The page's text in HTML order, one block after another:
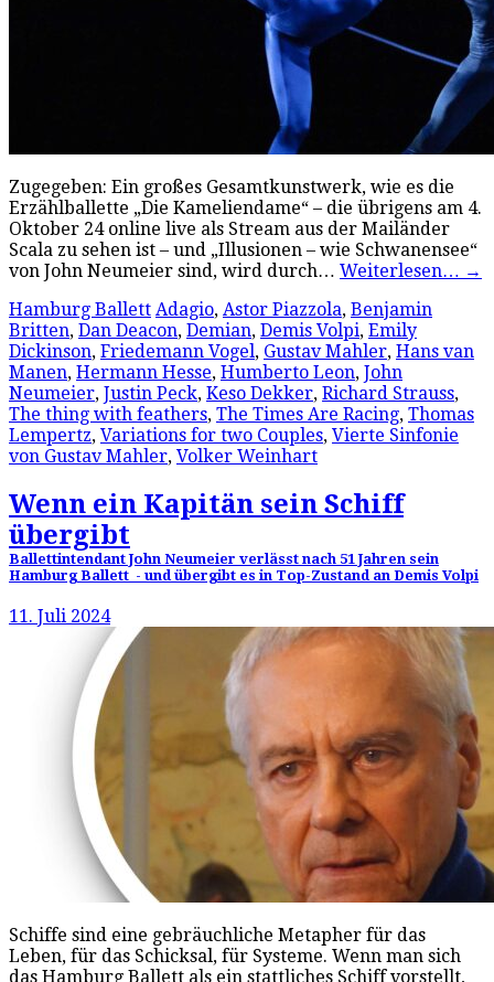
Zugegeben: Ein großes Gesamtkunstwerk, wie es die
Erzählballette „Die Kameliendame“ – die übrigens am 4.
Oktober 24 online live als Stream aus der Mailänder
Scala zu sehen ist – und „Illusionen – wie Schwanensee“
von John Neumeier sind, wird durch… Weiterlesen… →
Hamburg Ballett Adagio, Astor Piazzola, Benjamin
Britten, Dan Deacon, Demian, Demis Volpi, Emily
Dickinson, Friedemann Vogel, Gustav Mahler, Hans van
Manen, Hermann Hesse, Humberto Leon, John
Neumeier, Justin Peck, Keso Dekker, Richard Strauss,
The thing with feathers, The Times Are Racing, Thomas
Lempertz, Variations for two Couples, Vierte Sinfonie
von Gustav Mahler, Volker Weinhart
Wenn ein Kapitän sein Schiff
übergibt
Ballettintendant John Neumeier verlässt nach 51 Jahren sein
Hamburg Ballett - und übergibt es in Top-Zustand an Demis Volpi
11. Juli 2024
Schiffe sind eine gebräuchliche Metapher für das
Leben, für das Schicksal, für Systeme. Wenn man sich
das Hamburg Ballett als ein stattliches Schiff vorstellt,